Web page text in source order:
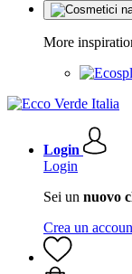
More
Login
Login
Sei un nuovo
Crea un